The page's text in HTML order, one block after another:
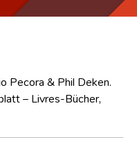
Pecora & Phil Deken.
– Livres-Bücher,